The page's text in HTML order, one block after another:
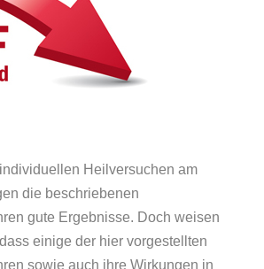
Heilversuchen am
die beschriebenen
gute Ergebnisse. Doch weisen
einige der hier vorgestellten
sowie auch ihre Wirkungen in